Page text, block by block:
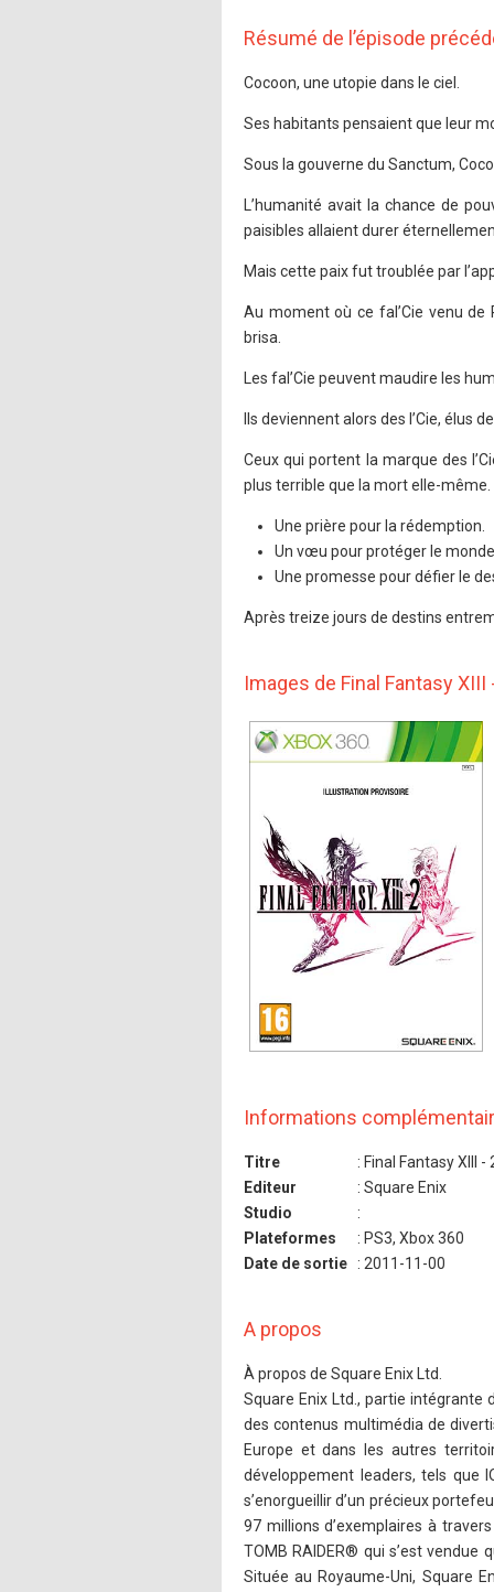
Résumé de l’épisode
Cocoon, une utopie dans le ciel.
Ses habitants pensaient que leur
Sous la gouverne du Sanctum,
L’humanité avait la chance de
paisibles allaient durer
Mais cette paix fut troublée par
Au moment où ce fal’Cie venu
brisa.
Les fal’Cie peuvent maudire les
Ils deviennent alors des l’Cie, élus
Ceux qui portent la marque des
plus terrible que la mort elle-même.
Une prière pour la rédemption.
Un vœu pour protéger le
Une promesse pour défier le
Après treize jours de destins
Images de Final Fantasy XIII
Informations
Titre
: Final Fantasy XIII -
Editeur
: Square Enix
Studio
:
Plateformes
: PS3, Xbox 360
Date de sortie
: 2011-11-00
A propos
À propos de Square Enix Ltd.
Square Enix Ltd., partie intégrante
des contenus multimédia de
Europe et dans les autres
développement leaders, tels que
s’enorgueillir d’un précieux
97 millions d’exemplaires à
TOMB RAIDER® qui s’est vendue
Située au Royaume-Uni, Square